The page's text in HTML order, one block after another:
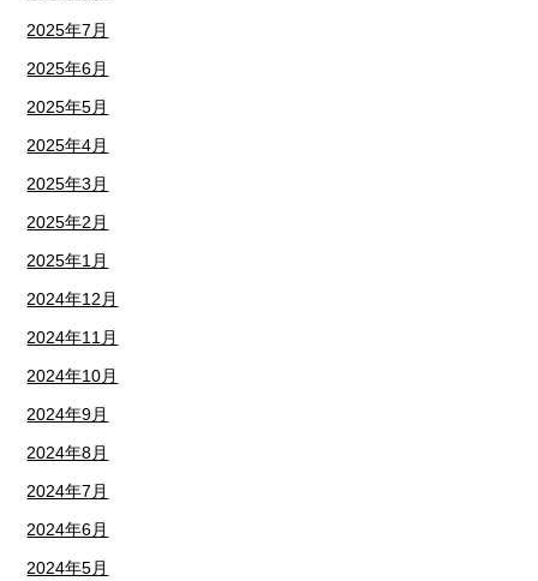
2025年7月
2025年6月
2025年5月
2025年4月
2025年3月
2025年2月
2025年1月
2024年12月
2024年11月
2024年10月
2024年9月
2024年8月
2024年7月
2024年6月
2024年5月